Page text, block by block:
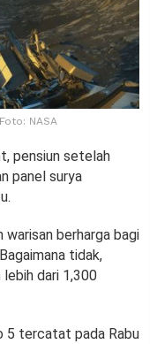
NASA
pensiun setelah
panel surya
warisan berharga bagi
tidak,
lebih dari 1,300
5 tercatat pada Rabu